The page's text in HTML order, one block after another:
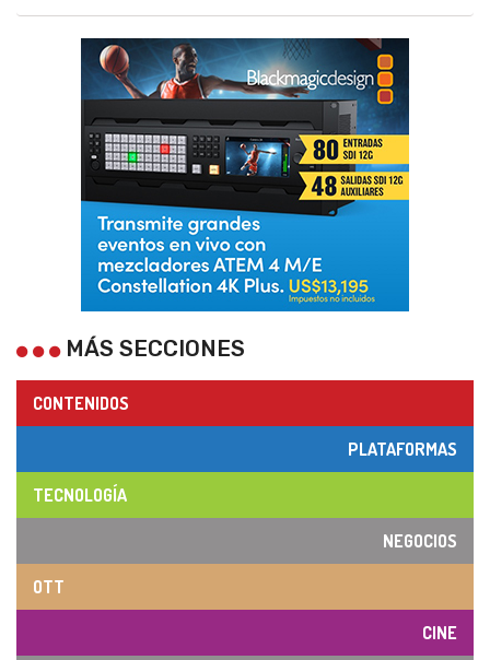
MÁS SECCIONES
CONTENIDOS
PLATAFORMAS
TECNOLOGÍA
NEGOCIOS
OTT
CINE